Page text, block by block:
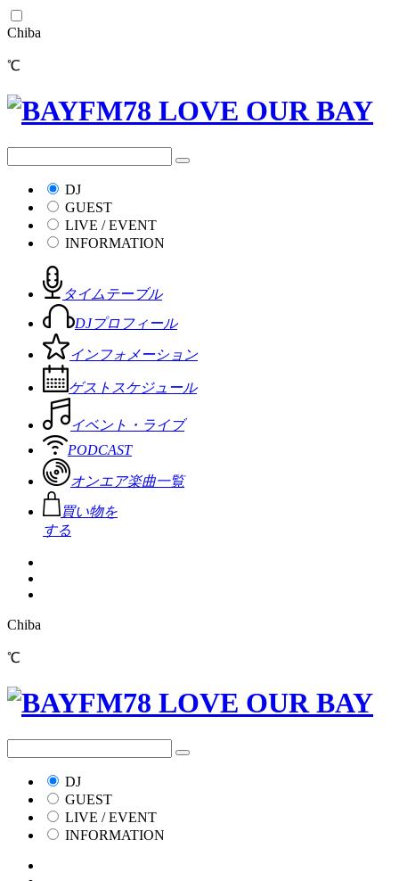
Chiba
℃
DJ
GUEST
LIVE / EVENT
INFORMATION
タイムテーブル
DJプロフィール
インフォメーション
ゲストスケジュール
イベント・ライブ
PODCAST
オンエア楽曲一覧
買い物を
する
Chiba
℃
DJ
GUEST
LIVE / EVENT
INFORMATION